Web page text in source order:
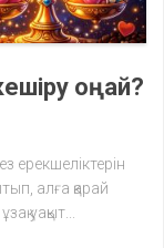
оңай?
ерекшеліктерін
алға қарай
уақыт...